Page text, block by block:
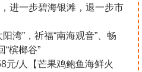
进一步碧海银滩，退一步市
湾”，祈福“南海观音”、畅
“槟榔谷”
元/人【芒果鸡鲍鱼海鲜火